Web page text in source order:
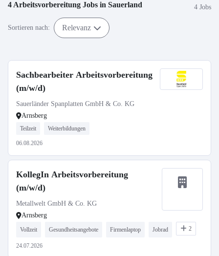
4 Arbeitsvorbereitung Jobs in Sauerland 4 Jobs
Sortieren nach: Relevanz
Sachbearbeiter Arbeitsvorbereitung
(m/w/d)
Sauerländer Spanplatten GmbH & Co. KG
Arnsberg
Teilzeit Weiterbildungen
06.08.2026
KollegIn Arbeitsvorbereitung
(m/w/d)
Metallwelt GmbH & Co. KG
Arnsberg
Vollzeit Gesundheitsangebote Firmenlaptop Jobrad 2
24.07.2026